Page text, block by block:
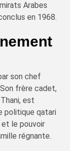
Arabes
en 1968.
son chef
Son frère cadet,
est
politique qatari
le pouvoir
régnante.